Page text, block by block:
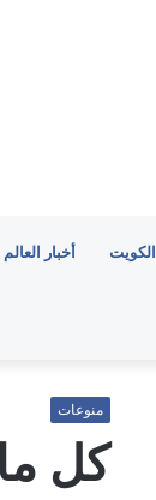
الكويت أخبار العالم
منوعات
كل